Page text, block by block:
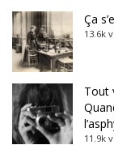
Ça
13.6k
Tout
11.9k